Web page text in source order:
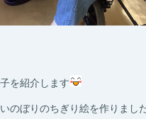
を紹介します
のぼりのちぎり絵を作りまし